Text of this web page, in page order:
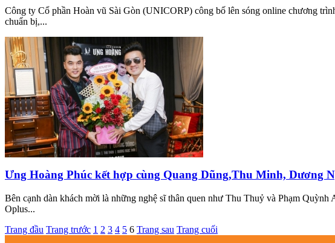
Công ty Cổ phần Hoàn vũ Sài Gòn (UNICORP) công bố lên sóng online chương
chuẩn bị,...
Ưng Hoàng Phúc kết hợp cùng Quang Dũng,Thu Minh, Dương
Bên cạnh dàn khách mời là những nghệ sĩ thân quen như Thu Thuỷ và Phạm
Oplus...
Trang đầu Trang trước 1 2 3 4 5 6 Trang sau Trang cuối